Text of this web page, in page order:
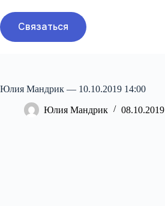
к
сути Связаться
Юлия Мандрик — 10.10.2019 14:00
Юлия Мандрик 08.10.2019